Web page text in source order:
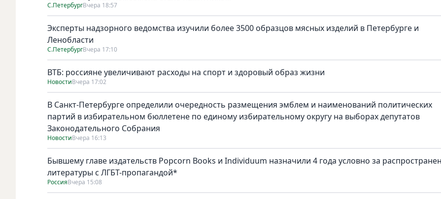
С.ПетербургВчера 18:57
Эксперты надзорного ведомства изучили более 3500 образцов мясных изделий в Петербурге и
Ленобласти
С.ПетербургВчера 17:10
ВТБ: россияне увеличивают расходы на спорт и здоровый образ жизни
НовостиВчера 17:02
В Санкт-Петербурге определили очередность размещения эмблем и наименований политических
партий в избирательном бюллетене по единому избирательному округу на выборах депутатов
Законодательного Собрания
НовостиВчера 16:13
Бывшему главе издательств Popcorn Books и Individuum назначили 4 года условно за
литературы с ЛГБТ-пропагандой*
РоссияВчера 15:08